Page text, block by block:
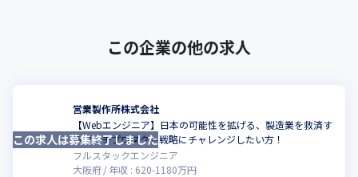
この企業の他の求人
営業製作所株式会社
【Webエンジニア】日本の可能性を拡げる、製造業を救済す
るマルチプロダクト戦略にチャレンジしたい方！
フルスタックエンジニア
大阪府
年収 : 620-1180万円
この求人は募集終了しました